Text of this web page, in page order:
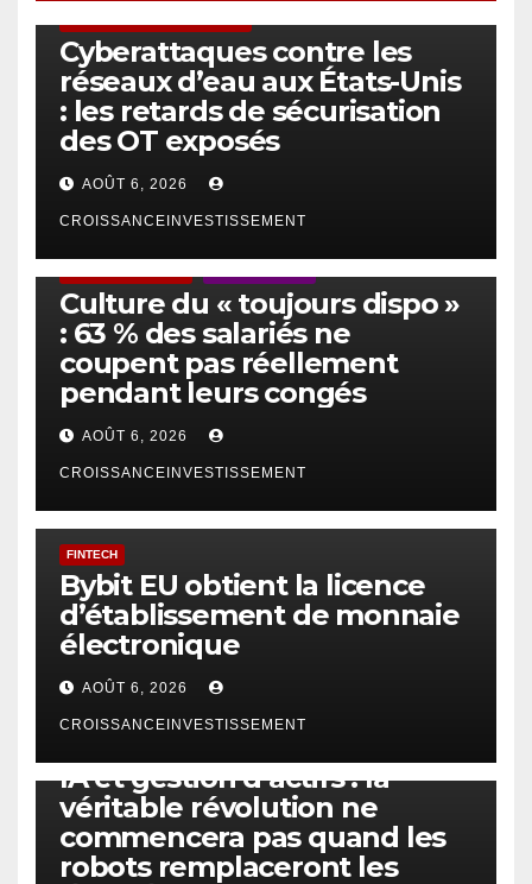
Cyberattaques contre les
réseaux d’eau aux États-Unis
: les retards de sécurisation
des OT exposés
AOÛT 6, 2026
CROISSANCEINVESTISSEMENT
Culture du « toujours dispo »
: 63 % des salariés ne
coupent pas réellement
pendant leurs congés
AOÛT 6, 2026
CROISSANCEINVESTISSEMENT
FINTECH
Bybit EU obtient la licence
d’établissement de monnaie
électronique
AOÛT 6, 2026
CROISSANCEINVESTISSEMENT
IA et gestion d’actifs : la
véritable révolution ne
commencera pas quand les
robots remplaceront les